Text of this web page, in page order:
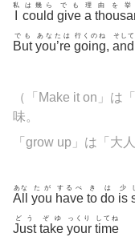
私
could
は幾ら
give
でも
a
理 由を挙
But
でも
you’re
あなたは
going
行くのね
, and
そして
（「Make it on」は
味。
「grow up」は「大
All
あな
you
たが
have
するべ
to
き
do
は
is
少
Just
どう
take
ぞゆ
your
っくり
time
してね